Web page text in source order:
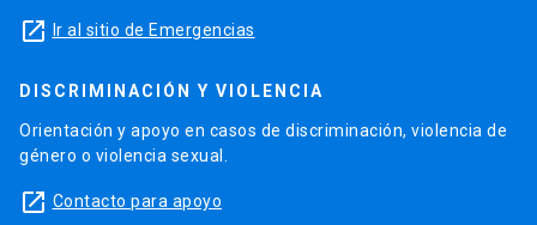
launch Ir al sitio de Emergencias
DISCRIMINACIÓN Y VIOLENCIA
Orientación y apoyo en casos de discriminación, violencia de
género o violencia sexual.
launch Contacto para apoyo